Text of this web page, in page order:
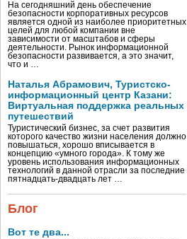
На сегодняшний день обеспечение
безопасности корпоративных ресурсов
является одной из наиболее приоритетных
целей для любой компании вне
зависимости от масштабов и сферы
деятельности. Рынок информационной
безопасности развивается, а это значит,
что и …
Наталья Абрамович, Туристско-
информационный центр Казани:
Виртуальная поддержка реальных
путешествий
Туристический бизнес, за счет развития
которого качество жизни населения должно
повышаться, хорошо вписывается в
концепцию «умного города». К тому же
уровень использования информационных
технологий в данной отрасли за последние
пятнадцать-двадцать лет …
Блог
Вот те два...